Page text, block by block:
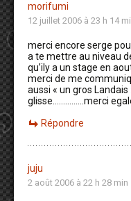
morifumi
12 juillet 2006 à 23 h 14
merci encore serge
a te mettre au niveau
qu’ily a un stage en
merci de me
aussi « un gros
glisse……………merci
Répondre
juju
2 août 2006 à 22 h 28 min